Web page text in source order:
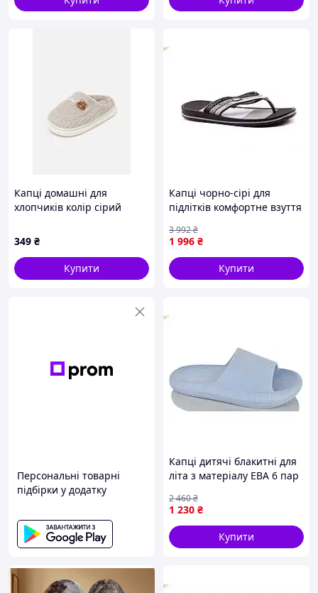
Капці домашні для
хлопчиків колір сірий
349 ₴
Купити
Капці чорно-сірі для
підлітків комфортне взуття
арт.421/1
1 996 ₴
3 992₴
Купити
Персональні товарні
підбірки у додатку
Капці дитячі блакитні для
літа з матеріалу ЕВА 6 пар
та зносостійкістю
1 230 ₴
2 460₴
Купити